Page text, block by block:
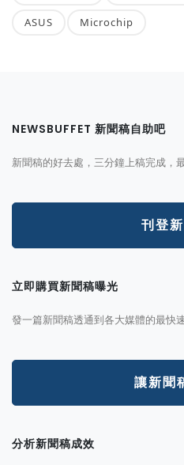
ASUS Microchip
NEWSBUFFET 新聞稿自助吧
新聞稿的好去處，三分鐘上稿完成，
刊登
立即購買新聞稿曝光
發一篇新聞稿透通到各大媒體的最快
讓新聞
分析新聞稿成效